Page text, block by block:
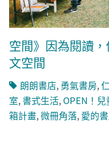
空間》因為閱讀
文空間
朗朗書店,勇氣書房,
室,書式生活,OPEN！兒
箱計畫,微冊角落,愛的